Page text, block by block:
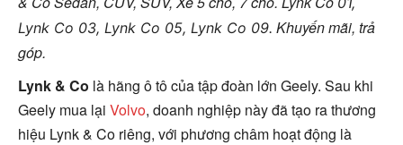
Lynk Co 03, Lynk Co 05, Lynk Co 09. Khuyến mãi, trả
góp.
Lynk & Co là hãng ô tô của tập đoàn lớn Geely. Sau khi
Geely mua lại Volvo, doanh nghiệp này đã tạo ra thương
hiệu Lynk & Co riêng, với phương châm hoạt động là